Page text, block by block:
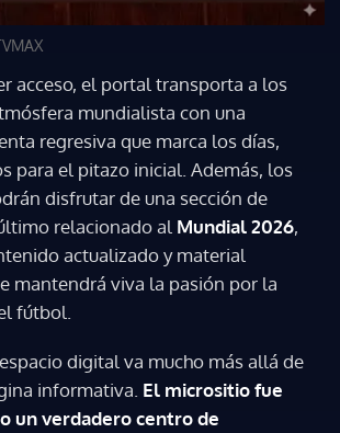
acceso, el portal transporta a los
mundialista con una
regresiva que marca los días,
para el pitazo inicial. Además, los
disfrutar de una sección de
relacionado al Mundial 2026,
actualizado y material
mantendrá viva la pasión por la
fútbol.
digital va mucho más allá de
informativa. El micrositio fue
un verdadero centro de